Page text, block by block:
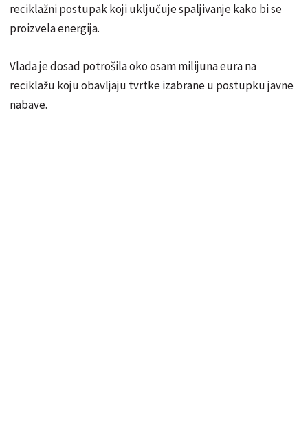
reciklažni postupak koji uključuje spaljivanje kako bi se
proizvela energija.
Vlada je dosad potrošila oko osam milijuna eura na
reciklažu koju obavljaju tvrtke izabrane u postupku javne
nabave.